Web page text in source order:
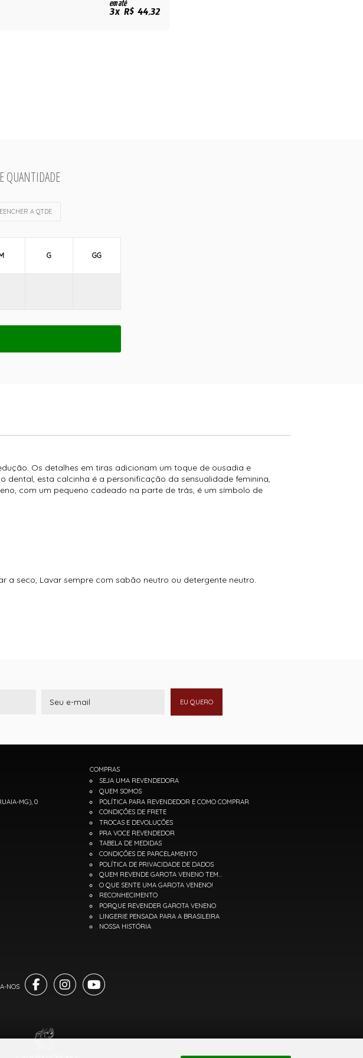
em até
3x R$ 44,32
QUANTIDADE
A QTDE
G GG
Os detalhes em tiras adicionam um toque de ousadia e
esta calcinha é a personificação da sensualidade feminina,
com um pequeno cadeado na parte de trás, é um símbolo de
a seco, Lavar sempre com sabão neutro ou detergente neutro.
EU QUERO
MG), 0
COMPRAS
SEJA UMA REVENDEDORA
QUEM SOMOS
POLÍTICA PARA REVENDEDOR E COMO COMPRAR
CONDIÇÕES DE FRETE
TROCAS E DEVOLUÇÕES
PRA VOCE REVENDEDOR
TABELA DE MEDIDAS
CONDIÇÕES DE PARCELAMENTO
POLÍTICA DE PRIVACIDADE DE DADOS
QUEM REVENDE GAROTA VENENO TEM...
O QUE SENTE UMA GAROTA VENENO!
RECONHECIMENTO
PORQUE REVENDER GAROTA VENENO
LINGERIE PENSADA PARA A BRASILEIRA
NOSSA HISTÓRIA